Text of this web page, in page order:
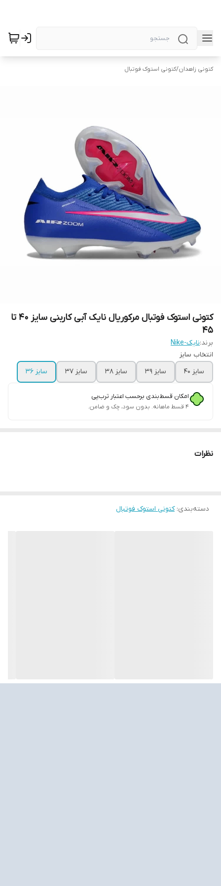
کتونی زاهدان/کتونی استوک فوتبال
کتونی استوک فوتبال مرکوریال نایک آبی کاربنی سایز ۴۰ تا
۴۵
برند:نایک-Nike
انتخاب سایز
سایز ۴۰
سایز ۳۹ سایز ۳۸ سایز ۳۷ سایز ۳۶
امکان قسط‌بندی برحسب اعتبار ترب‌پی
۴ قسط ماهانه. بدون سود، چک و ضامن.
نظرات
دسته‌بندی:کتونی استوک فوتبال